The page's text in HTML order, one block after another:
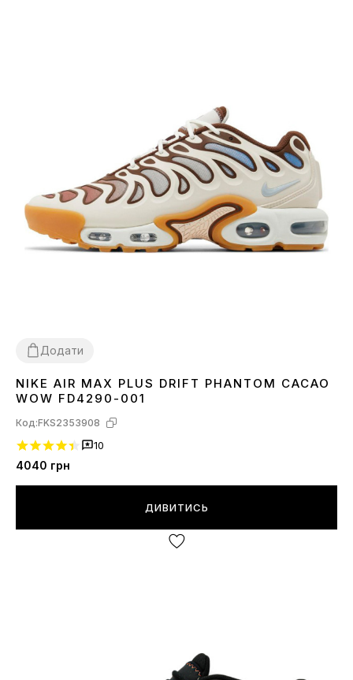
Додати
4142 4344 45
NIKE AIR MAX PLUS DRIFT PHANTOM CACAO
WOW FD4290-001
Код:FKS2353908
10
4040 грн
ДИВИТИСЬ